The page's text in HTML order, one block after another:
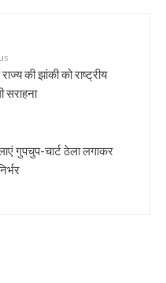
की झांकी को राष्ट्रीय
सराहना
गुपचुप-चार्ट ठेला लगाकर